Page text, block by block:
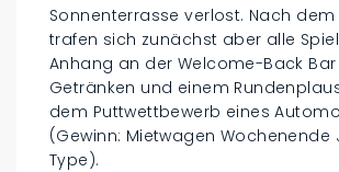
Sonnenterrasse verlost. Nach dem
trafen sich zunächst aber alle
Anhang an der Welcome-Back Bar
Getränken und einem
dem Puttwettbewerb eines
(Gewinn: Mietwagen Wochenende
Type).